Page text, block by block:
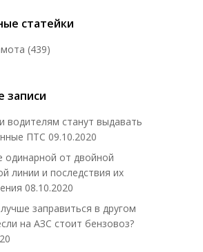
статейки
(439)
записи
водителям станут выдавать
ПТС 09.10.2020
одинарной от двойной
линии и последствия их
08.10.2020
заправиться в другом
на АЗС стоит бензовоз?